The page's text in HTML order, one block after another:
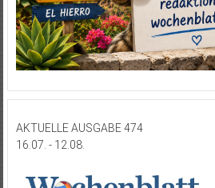
AKTUELLE AUSGABE 474
16.07. - 12.08.